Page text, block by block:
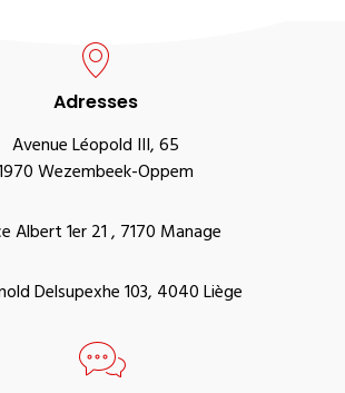
Adresses
Avenue Léopold III, 65
Wezembeek-Oppem
Albert 1er 21 , 7170 Manage
Delsupexhe 103, 4040 Liège